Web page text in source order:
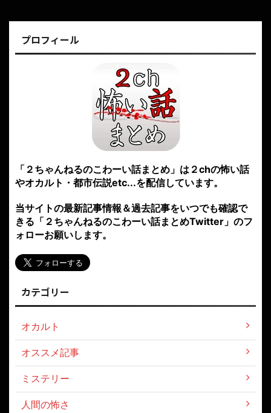
プロフィール
「２ちゃんねるのこわーい話まとめ」は２chの怖い話
やオカルト・都市伝説etc...を配信しています。
当サイトの最新記事情報＆過去記事をいつでも確認で
きる「２ちゃんねるのこわーい話まとめTwitter」のフ
ォローお願いします。
カテゴリー
オカルト
オススメ記事
ミステリー
人間の怖さ